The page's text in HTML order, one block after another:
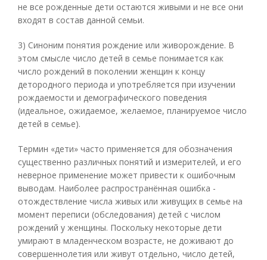
не все рожденные дети остаются живыми и не все они
входят в состав данной семьи.
3) Синоним понятия рождение или живорождение. В
этом смысле число детей в семье понимается как
число рождений в поколении женщин к концу
детородного периода и употребляется при изучении
рождаемости и демографического поведения
(идеальное, ожидаемое, желаемое, планируемое число
детей в семье).
Термин «дети» часто применяется для обозначения
существенно различных понятий и измерителей, и его
неверное применение может привести к ошибочным
выводам. Наиболее распространённая ошибка -
отождествление числа живых или живущих в семье на
момент переписи (обследования) детей с числом
рождений у женщины. Поскольку некоторые дети
умирают в младенческом возрасте, не доживают до
совершеннолетия или живут отдельно, число детей,